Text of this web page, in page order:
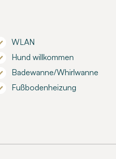
WLAN
Hund willkommen
Badewanne/Whirlwanne
Fußbodenheizung